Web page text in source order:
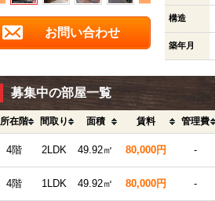
お問い合わせ
構造
築年月
募集中の部屋一覧
所在階 間取り 面積 賃料 管理費
4階 2LDK 49.92㎡ 80,000円 -
4階 1LDK 49.92㎡ 80,000円 -